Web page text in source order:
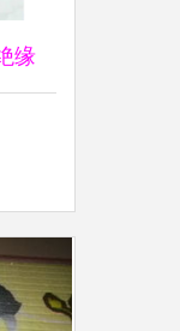
缘
能